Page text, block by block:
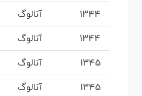
1344
آنالوگ
1344
آنالوگ
1345
آنالوگ
1345
آنالوگ